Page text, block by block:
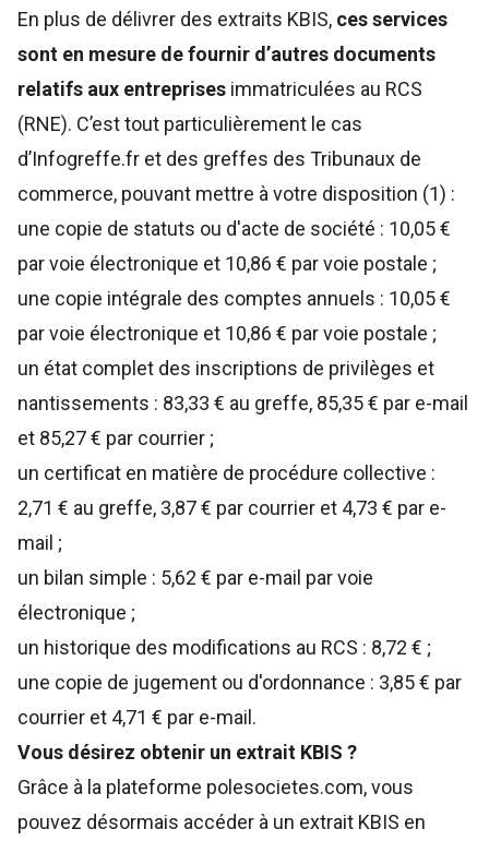
En plus de délivrer des extraits KBIS, ces services
sont en mesure de fournir d’autres documents
relatifs aux entreprises immatriculées au RCS
(RNE). C’est tout particulièrement le cas
d’Infogreffe.fr et des greffes des Tribunaux de
commerce, pouvant mettre à votre disposition (1) :
une copie de statuts ou d'acte de société : 10,05 €
par voie électronique et 10,86 € par voie postale ;
une copie intégrale des comptes annuels : 10,05 €
par voie électronique et 10,86 € par voie postale ;
un état complet des inscriptions de privilèges et
nantissements : 83,33 € au greffe, 85,35 € par e-mail
et 85,27 € par courrier ;
un certificat en matière de procédure collective :
2,71 € au greffe, 3,87 € par courrier et 4,73 € par e-
mail ;
un bilan simple : 5,62 € par e-mail par voie
électronique ;
un historique des modifications au RCS : 8,72 € ;
une copie de jugement ou d'ordonnance : 3,85 € par
courrier et 4,71 € par e-mail.
Vous désirez obtenir un extrait KBIS ?
Grâce à la plateforme polesocietes.com, vous
pouvez désormais accéder à un extrait KBIS en